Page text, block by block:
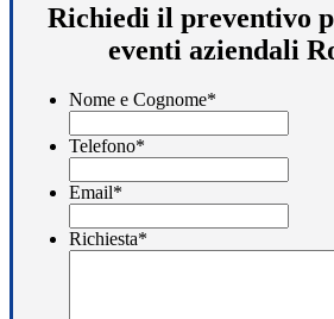
Richiedi il preventivo
eventi aziendali
Nome e Cognome*
Telefono*
Email*
Richiesta*